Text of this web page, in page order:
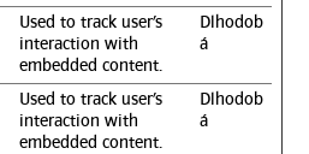
Used to track user’s
interaction with
embedded content.
Dlhodob
á
Used to track user’s
interaction with
embedded content.
Dlhodob
á